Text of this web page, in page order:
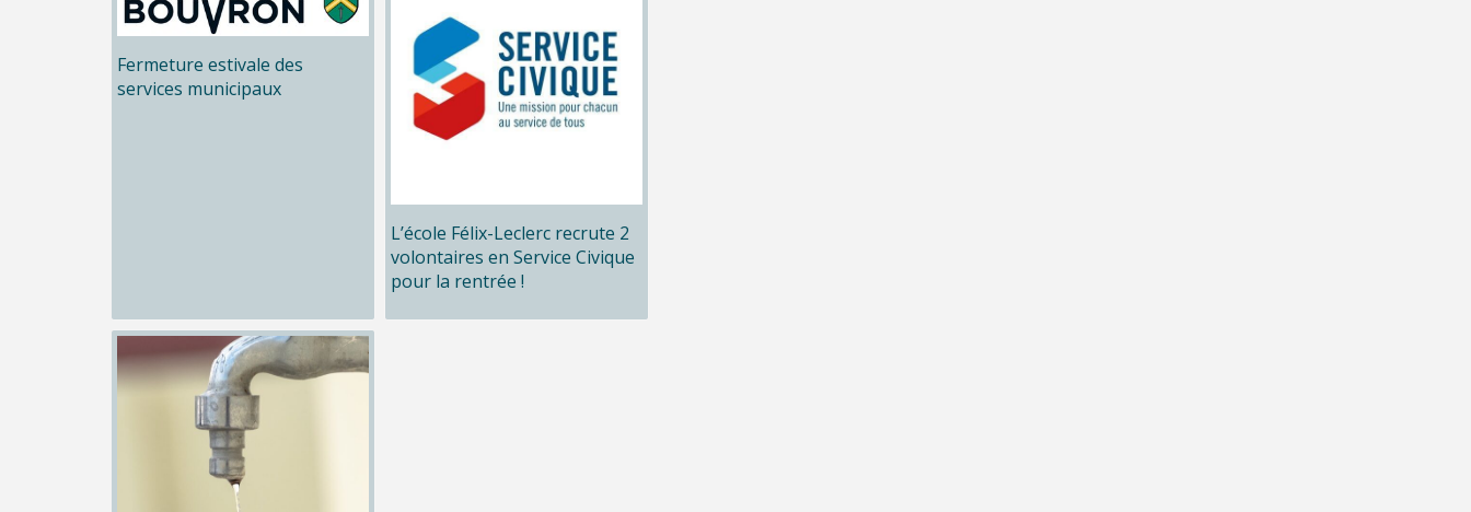
Fermeture estivale des
services municipaux
L’école Félix-Leclerc recrute 2
volontaires en Service Civique
pour la rentrée !